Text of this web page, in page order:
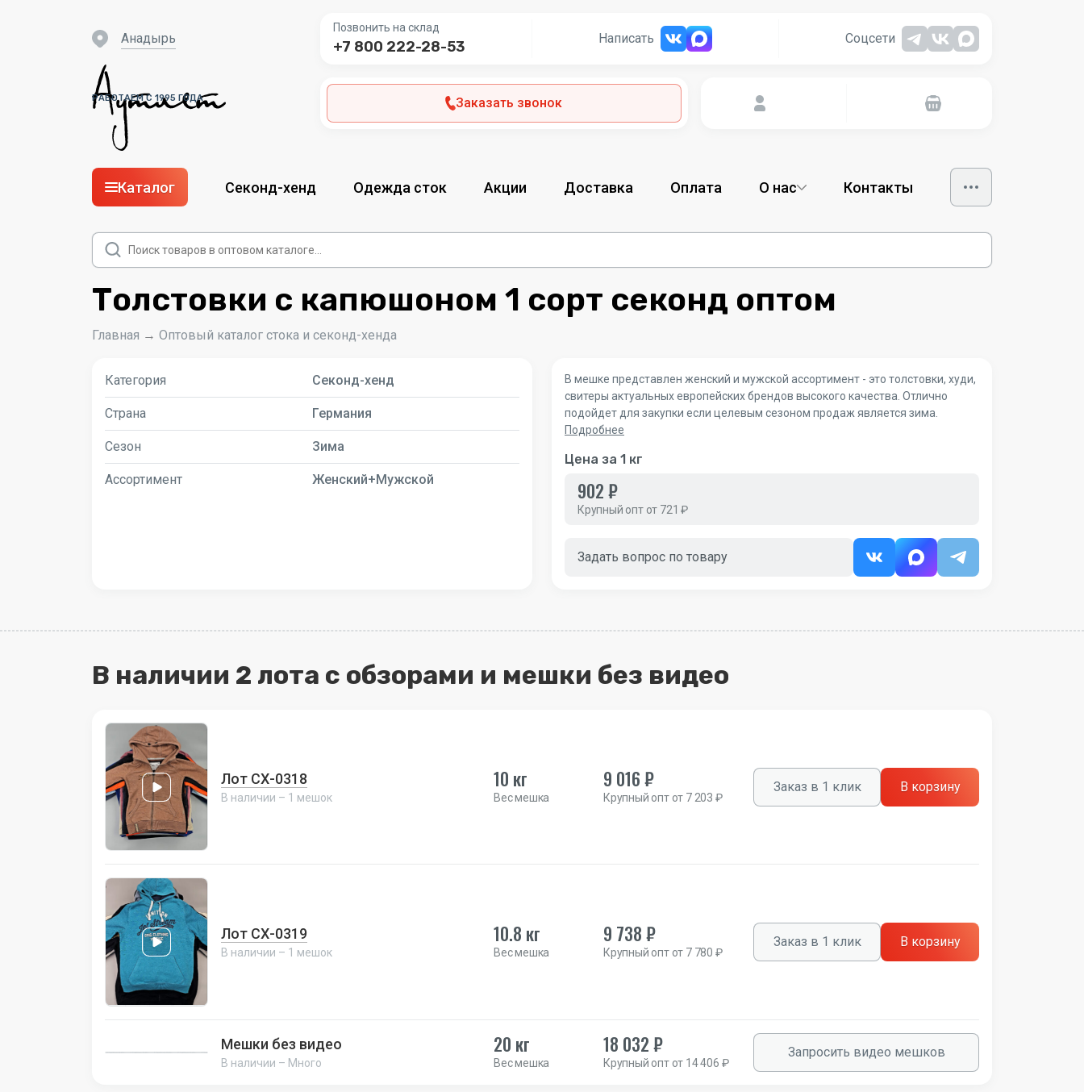
РАБОТАЕМ С 1995 ГОДА
Анадырь
Позвонить на склад
+7 800 222-28-53 Написать Соцсети
Заказать звонок
Каталог Секонд-хенд Одежда сток Акции Доставка Оплата О нас Контакты
Поиск
товаров
Толстовки с капюшоном 1 сорт секонд оптом
Главная → Оптовый каталог стока и секонд-хенда
Категория Секонд-хенд
Страна Германия
Сезон Зима
Ассортимент Женский+Мужской
В мешке представлен женский и мужской ассортимент - это толстовки, худи,
свитеры актуальных европейских брендов высокого качества. Отлично
подойдет для закупки если целевым сезоном продаж является зима.
Подробнее
Цена за 1 кг
902 ₽
Крупный опт от 721 ₽
Задать вопрос по товару
В наличии 2 лота с обзорами и мешки без видео
Лот СХ-0318
В наличии – 1 мешок
10 кг
Вес мешка
9 016 ₽
Крупный опт от 7 203 ₽
Заказ в 1 клик В корзину
Лот СХ-0319
В наличии – 1 мешок
10.8 кг
Вес мешка
9 738 ₽
Крупный опт от 7 780 ₽
Заказ в 1 клик В корзину
Мешки без видео
В наличии – Много
20 кг
Вес мешка
18 032 ₽
Крупный опт от 14 406 ₽
Запросить видео мешков